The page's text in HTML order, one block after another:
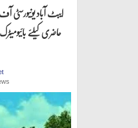
ایبٹ آباد یونیورسٹی
حاضری کیلئے